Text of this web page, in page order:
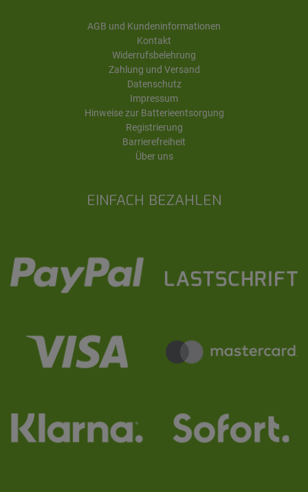
EINFACH BEZAHLEN
AGB und Kundeninformationen
Kontakt
Widerrufsbelehrung
Zahlung und Versand
Datenschutz
Impressum
Hinweise zur Batterieentsorgung
Registrierung
Barrierefreiheit
Über uns